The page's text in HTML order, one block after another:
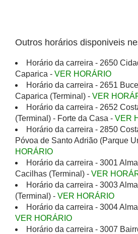
Outros horários disponiveis
Horário da carreira - 2650
Caparica - VER HORÁRIO
Horário da carreira - 2651
Caparica (Terminal) - VER
Horário da carreira - 2652
(Terminal) - Forte da Casa - VER
Horário da carreira - 2850
Póvoa de Santo Adrião (Parque
HORÁRIO
Horário da carreira - 3001
Cacilhas (Terminal) - VER
Horário da carreira - 3003
(Terminal) - VER HORÁRIO
Horário da carreira - 3004
VER HORÁRIO
Horário da carreira - 3007